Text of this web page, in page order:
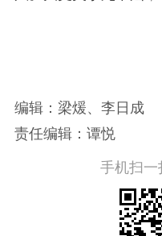
编辑：梁煖、李日成
责任编辑：谭悦
手机扫一